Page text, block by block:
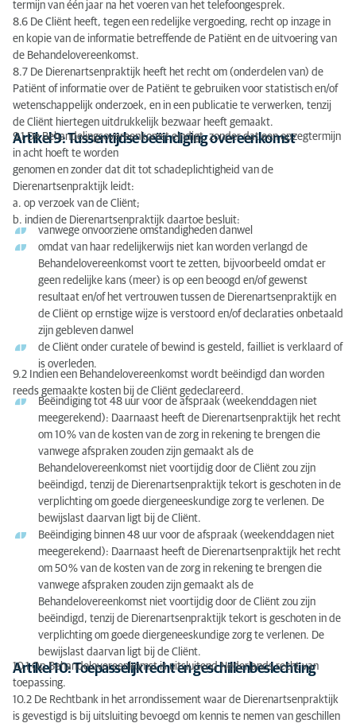
termijn van één jaar na het voeren van het telefoongesprek.
8.6 De Cliënt heeft, tegen een redelijke vergoeding, recht op inzage in
en kopie van de informatie betreffende de Patiënt en de uitvoering van
de Behandelovereenkomst.
8.7 De Dierenartsenpraktijk heeft het recht om (onderdelen van) de
Patiënt of informatie over de Patiënt te gebruiken voor statistisch en/of
wetenschappelijk onderzoek, en in een publicatie te verwerken, tenzij
de Cliënt hiertegen uitdrukkelijk bezwaar heeft gemaakt.
Artikel 9: Tussentijdse beëindiging overeenkomst
9.1 De Behandelingsovereenkomst eindigt, zonder dat een opzegtermijn
in acht hoeft te worden
genomen en zonder dat dit tot schadeplichtigheid van de
Dierenartsenpraktijk leidt:
a. op verzoek van de Cliënt;
b. indien de Dierenartsenpraktijk daartoe besluit:
vanwege onvoorziene omstandigheden danwel
omdat van haar redelijkerwijs niet kan worden verlangd de
Behandelovereenkomst voort te zetten, bijvoorbeeld omdat er
geen redelijke kans (meer) is op een beoogd en/of gewenst
resultaat en/of het vertrouwen tussen de Dierenartsenpraktijk en
de Cliënt op ernstige wijze is verstoord en/of declaraties onbetaald
zijn gebleven danwel
de Cliënt onder curatele of bewind is gesteld, failliet is verklaard of
is overleden.
9.2 Indien een Behandelovereenkomst wordt beëindigd dan worden
reeds gemaakte kosten bij de Cliënt gedeclareerd.
Beëindiging tot 48 uur voor de afspraak (weekenddagen niet
meegerekend): Daarnaast heeft de Dierenartsenpraktijk het recht
om 10 % van de kosten van de zorg in rekening te brengen die
vanwege afspraken zouden zijn gemaakt als de
Behandelovereenkomst niet voortijdig door de Cliënt zou zijn
beëindigd, tenzij de Dierenartsenpraktijk tekort is geschoten in de
verplichting om goede diergeneeskundige zorg te verlenen. De
bewijslast daarvan ligt bij de Cliënt.
Beëindiging binnen 48 uur voor de afspraak (weekenddagen niet
meegerekend): Daarnaast heeft de Dierenartsenpraktijk het recht
om 50 % van de kosten van de zorg in rekening te brengen die
vanwege afspraken zouden zijn gemaakt als de
Behandelovereenkomst niet voortijdig door de Cliënt zou zijn
beëindigd, tenzij de Dierenartsenpraktijk tekort is geschoten in de
verplichting om goede diergeneeskundige zorg te verlenen. De
bewijslast daarvan ligt bij de Cliënt.
Artikel 10: Toepasselijk recht en geschillenbeslechting
10.1 Op Behandelovereenkomst is uitsluitend Nederlands recht van
toepassing.
10.2 De Rechtbank in het arrondissement waar de Dierenartsenpraktijk
is gevestigd is bij uitsluiting bevoegd om kennis te nemen van geschillen